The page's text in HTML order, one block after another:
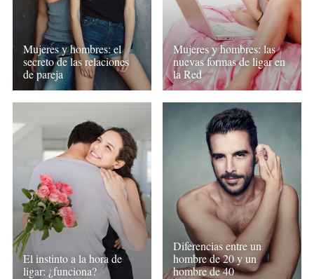
Mujeres y hombres: el
secreto de las relaciones
de pareja
Mujeres y hombres: las
nuevas formas de ligar en
la Red
El instinto a la hora de
ligar: ¿funciona?
Diferencias entre un
hombre de 20 y un
hombre de 40